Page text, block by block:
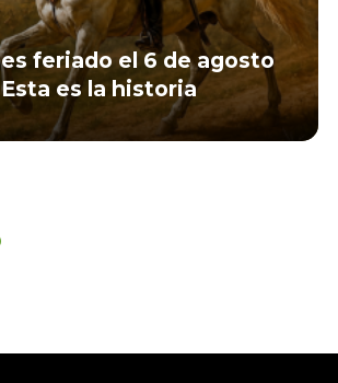
feriado el 6 de agosto
es la historia